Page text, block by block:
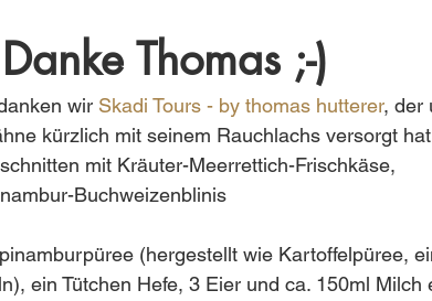
Thomas ;-)
wir Skadi Tours - by thomas hutterer, der
kürzlich mit seinem Rauchlachs versorgt hat
mit Kräuter-Meerrettich-Frischkäse,
Buchweizenblinis
(hergestellt wie Kartoffelpüree,
ein Tütchen Hefe, 3 Eier und ca. 150ml Milch